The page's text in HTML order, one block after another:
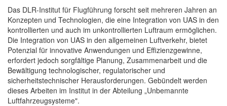
Das DLR-Institut für Flugführung forscht seit mehreren Jahren an
Konzepten und Technologien, die eine Integration von UAS in den
kontrollierten und auch im unkontrollierten Luftraum ermöglichen.
Die Integration von UAS in den allgemeinen Luftverkehr, bietet
Potenzial für innovative Anwendungen und Effizienzgewinne,
erfordert jedoch sorgfältige Planung, Zusammenarbeit und die
Bewältigung technologischer, regulatorischer und
sicherheitstechnischer Herausforderungen. Gebündelt werden
dieses Arbeiten im Institut in der Abteilung „Unbemannte
Luftfahrzeugsysteme".